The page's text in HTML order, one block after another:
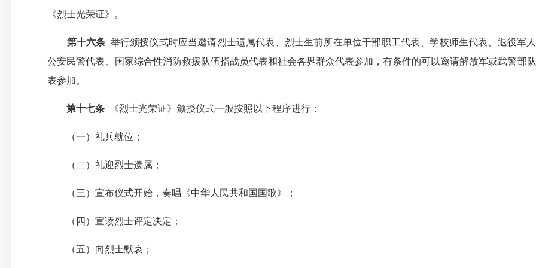
《烈士光荣证》。
第十六条 举行颁授仪式时应当邀请烈士遗属代表、烈士生前所在单位干部职工代表、学校师生代表、退役军人
公安民警代表、国家综合性消防救援队伍指战员代表和社会各界群众代表参加，有条件的可以邀请解放军或武警部
表参加。
第十七条 《烈士光荣证》颁授仪式一般按照以下程序进行：
（一）礼兵就位；
（二）礼迎烈士遗属；
（三）宣布仪式开始，奏唱《中华人民共和国国歌》；
（四）宣读烈士评定决定；
（五）向烈士默哀；